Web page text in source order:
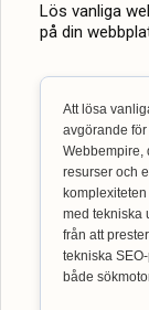
Lös vanliga
på din
Att lösa
avgörande
Webbempire,
resurser och
komplexiteten
med tekniska
från att
tekniska
både